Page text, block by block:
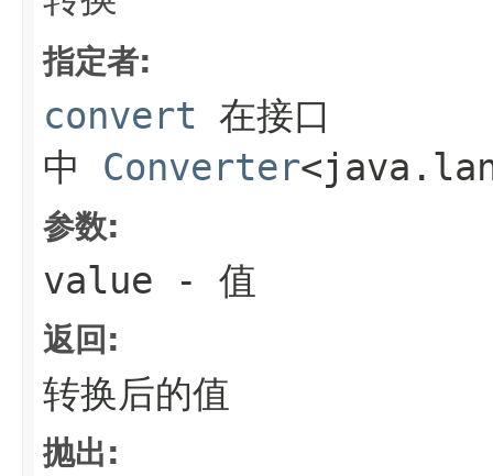
指定者:
convert 在接口
中 Converter
参数:
value - 值
返回:
转换后的值
抛出: